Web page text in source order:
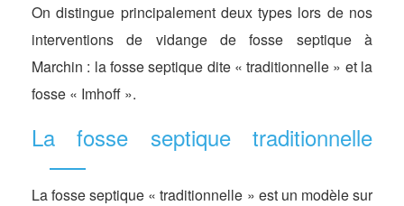
On distingue principalement deux types lors de nos
interventions de vidange de fosse septique à
Marchin : la fosse septique dite « traditionnelle » et la
fosse « Imhoff ».
La fosse septique traditionnelle
La fosse septique « traditionnelle » est un modèle sur